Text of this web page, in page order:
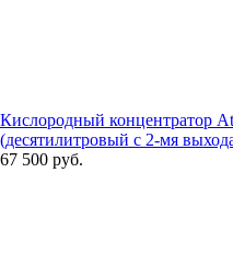
Кислородный концентратор
(десятилитровый с 2-мя
67 500 руб.